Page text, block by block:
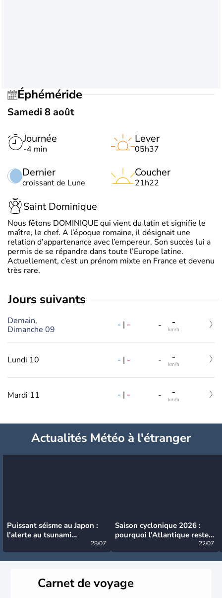
Éphéméride
Samedi 8 août
Journée
-4 min
Dernier
croissant de Lune
Lever
05h37
Coucher
21h22
Saint Dominique
Nous fêtons DOMINIQUE qui vient du latin et signifie le
maître, le chef. A l’époque romaine, il désignait une
relation d’appartenance avec l’empereur. Son succès lui a
permis de se répandre dans toute l’Europe latine.
Actuellement, c’est un prénom mixte en France et devenu
très rare.
jours suivants
Demain,
Dimanche 09
- | - - -
km/h
Lundi 10 - | - - -
km/h
Mardi 11 - | - - -
km/h
Actualités Météo à l'étranger
Puissant séisme au Japon :
l’alerte au tsunami
28/07
Saison cyclonique 2026 :
pourquoi l’Atlantique reste
22/07
Carnet de voyage